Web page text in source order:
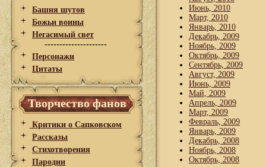
Башня шутов
Божьи воины
Негасимый свет
---------------------
Персонажи
Цитаты
Творчество фанов
Критики о Сапковском
Рассказы
Стихотворения
Пародии
Июнь, 2010
Март, 2010
Январь, 2010
Декабрь, 2009
Ноябрь, 2009
Октябрь, 2009
Сентябрь, 2009
Август, 2009
Июнь, 2009
Май, 2009
Апрель, 2009
Март, 2009
Февраль, 2009
Январь, 2009
Декабрь, 2008
Ноябрь, 2008
Октябрь, 2008